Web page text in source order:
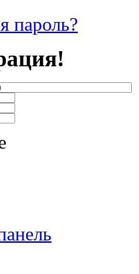
пароль?